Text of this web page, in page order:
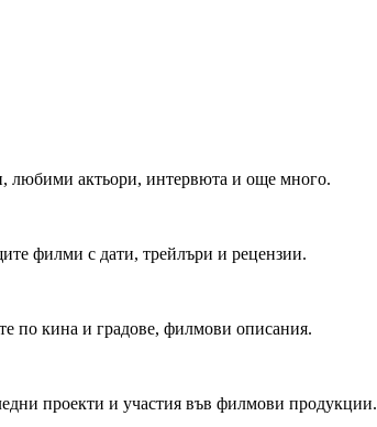
любими актьори, интервюта и още много.
филми с дати, трейлъри и рецензии.
по кина и градове, филмови описания.
проекти и участия във филмови продукции.